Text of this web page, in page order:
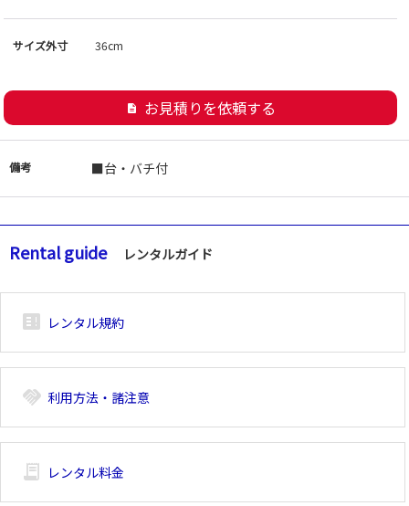
サイズ外寸 36cm
description お見積りを依頼する
備考 ■台・バチ付
Rental guide レンタルガイド
breaking_news_alt_1 レンタル規約
handshake 利用方法・諸注意
receipt_long レンタル料金